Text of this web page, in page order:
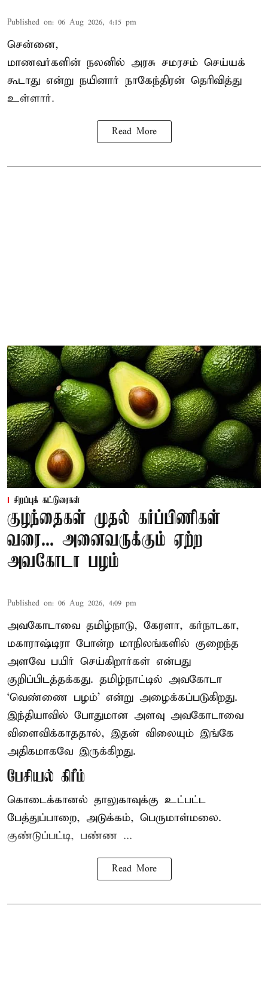
Published on: 06 Aug 2026, 4:15 pm
சென்னை,
மாணவர்களின் நலனில் அரசு சமரசம் செய்யக்
கூடாது என்று நயினார் நாகேந்திரன் தெரிவித்து
உள்ளார்.
Read More
சிறப்புக் கட்டுரைகள்
குழந்தைகள் முதல் கர்ப்பிணிகள்
வரை... அனைவருக்கும் ஏற்ற
அவகோடா பழம்
Published on: 06 Aug 2026, 4:09 pm
அவகோடாவை தமிழ்நாடு, கேரளா, கர்நாடகா,
மகாராஷ்டிரா போன்ற மாநிலங்களில் குறைந்த
அளவே பயிர் செய்கிறார்கள் என்பது
குறிப்பிடத்தக்கது. தமிழ்நாட்டில் அவகோடா
‘வெண்ணை பழம்’ என்று அழைக்கப்படுகிறது.
இந்தியாவில் போதுமான அளவு அவகோடாவை
விளைவிக்காததால், இதன் விலையும் இங்கே
அதிகமாகவே இருக்கிறது.
பேசியல் கிரீம்
கொடைக்கானல் தாலுகாவுக்கு உட்பட்ட
பேத்துப்பாறை, அடுக்கம், பெருமாள்மலை.
குண்டுப்பட்டி, பண்ண ...
Read More